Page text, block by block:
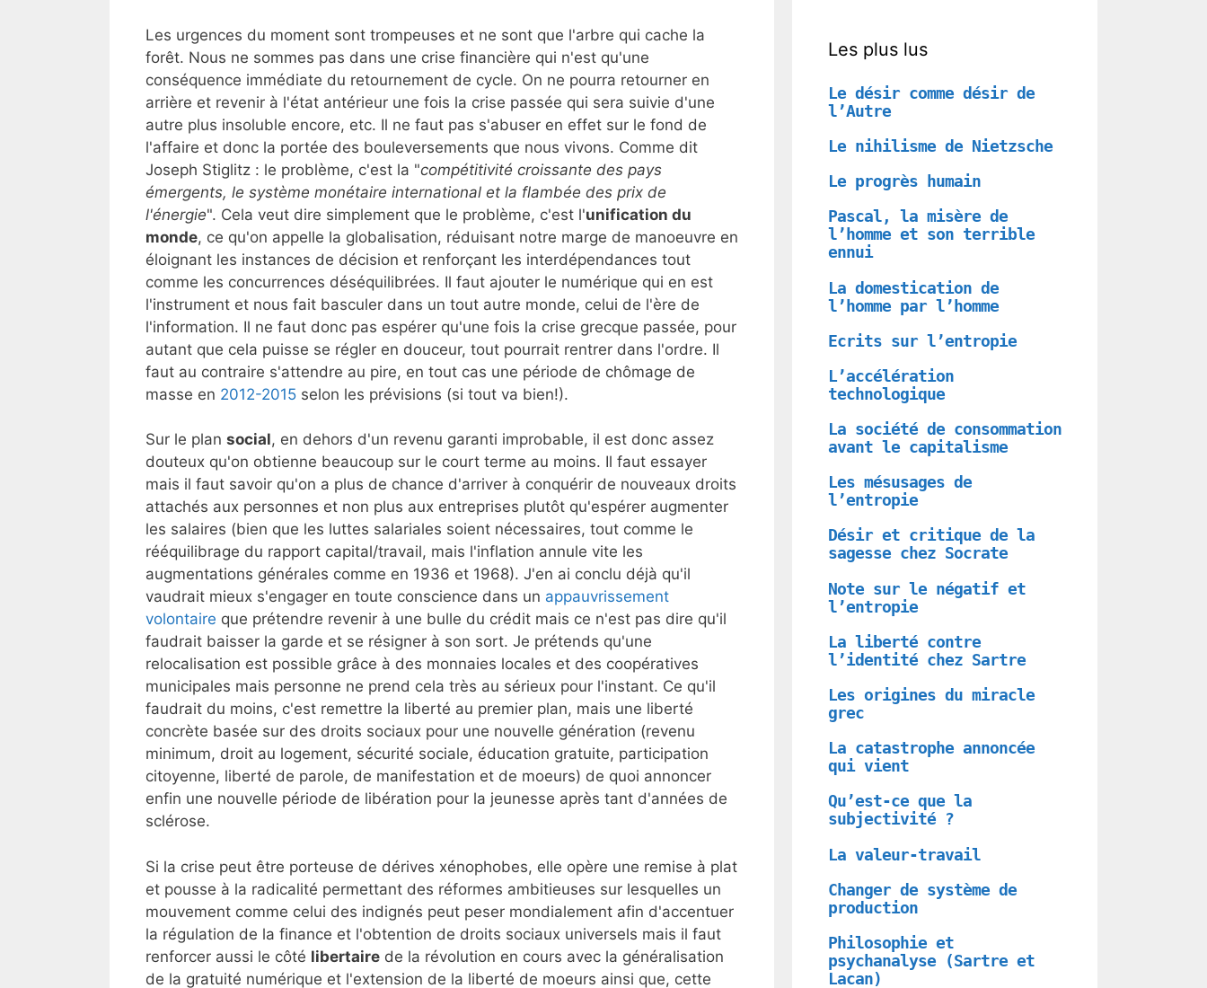
Les urgences du moment sont trompeuses et ne sont que l'arbre qui cache la
forêt. Nous ne sommes pas dans une crise financière qui n'est qu'une
conséquence immédiate du retournement de cycle. On ne pourra retourner en
arrière et revenir à l'état antérieur une fois la crise passée qui sera suivie d'une
autre plus insoluble encore, etc. Il ne faut pas s'abuser en effet sur le fond de
l'affaire et donc la portée des bouleversements que nous vivons. Comme dit
Joseph Stiglitz : le problème, c'est la "compétitivité croissante des pays
émergents, le système monétaire international et la flambée des prix de
l'énergie". Cela veut dire simplement que le problème, c'est l'unification du
monde, ce qu'on appelle la globalisation, réduisant notre marge de manoeuvre en
éloignant les instances de décision et renforçant les interdépendances tout
comme les concurrences déséquilibrées. Il faut ajouter le numérique qui en est
l'instrument et nous fait basculer dans un tout autre monde, celui de l'ère de
l'information. Il ne faut donc pas espérer qu'une fois la crise grecque passée, pour
autant que cela puisse se régler en douceur, tout pourrait rentrer dans l'ordre. Il
faut au contraire s'attendre au pire, en tout cas une période de chômage de
masse en 2012-2015 selon les prévisions (si tout va bien!).
Sur le plan social, en dehors d'un revenu garanti improbable, il est donc assez
douteux qu'on obtienne beaucoup sur le court terme au moins. Il faut essayer
mais il faut savoir qu'on a plus de chance d'arriver à conquérir de nouveaux droits
attachés aux personnes et non plus aux entreprises plutôt qu'espérer augmenter
les salaires (bien que les luttes salariales soient nécessaires, tout comme le
rééquilibrage du rapport capital/travail, mais l'inflation annule vite les
augmentations générales comme en 1936 et 1968). J'en ai conclu déjà qu'il
vaudrait mieux s'engager en toute conscience dans un appauvrissement
volontaire que prétendre revenir à une bulle du crédit mais ce n'est pas dire qu'il
faudrait baisser la garde et se résigner à son sort. Je prétends qu'une
relocalisation est possible grâce à des monnaies locales et des coopératives
municipales mais personne ne prend cela très au sérieux pour l'instant. Ce qu'il
faudrait du moins, c'est remettre la liberté au premier plan, mais une liberté
concrète basée sur des droits sociaux pour une nouvelle génération (revenu
minimum, droit au logement, sécurité sociale, éducation gratuite, participation
citoyenne, liberté de parole, de manifestation et de moeurs) de quoi annoncer
enfin une nouvelle période de libération pour la jeunesse après tant d'années de
sclérose.
Si la crise peut être porteuse de dérives xénophobes, elle opère une remise à plat
et pousse à la radicalité permettant des réformes ambitieuses sur lesquelles un
mouvement comme celui des indignés peut peser mondialement afin d'accentuer
la régulation de la finance et l'obtention de droits sociaux universels mais il faut
renforcer aussi le côté libertaire de la révolution en cours avec la généralisation
de la gratuité numérique et l'extension de la liberté de moeurs ainsi que, cette
Les plus lus
Le désir comme désir de
l’Autre
Le nihilisme de Nietzsche
Le progrès humain
Pascal, la misère de
l’homme et son terrible
ennui
La domestication de
l’homme par l’homme
Ecrits sur l’entropie
L’accélération
technologique
La société de consommation
avant le capitalisme
Les mésusages de
l’entropie
Désir et critique de la
sagesse chez Socrate
Note sur le négatif et
l’entropie
La liberté contre
l’identité chez Sartre
Les origines du miracle
grec
La catastrophe annoncée
qui vient
Qu’est-ce que la
subjectivité ?
La valeur-travail
Changer de système de
production
Philosophie et
psychanalyse (Sartre et
Lacan)